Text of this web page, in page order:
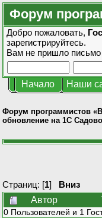
Форум
Добро пожаловать,
зарегистрируйтесь.
Вам не пришло
Начало Наши
Форум программистов
обновление на 1С
Страниц: [1] Вниз
Автор
0 Пользователей и 1